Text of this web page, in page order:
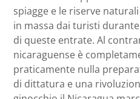
spiagge e le riserve
in massa dai turisti
di queste entrate. Al
nicaraguense è
praticamente nulla
di dittatura e una